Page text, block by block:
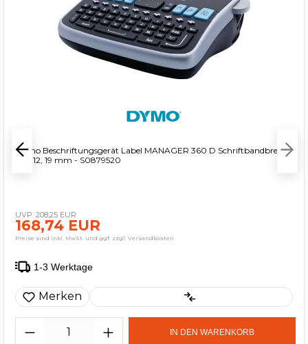
Dymo Beschriftungsgerät Label MANAGER 360 D Schriftbandbreiten
6, 9, 12, 19 mm - S0879520
208,25 EUR
168,74 EUR
Preise sind inkl. MwSt. und ggf. zzgl. Versandkosten
1-3 Werktage
Merken
IN DEN WARENKORB